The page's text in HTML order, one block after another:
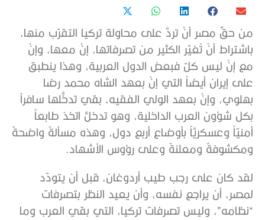
من حقِّ مصر أنْ تردَّ على محاولة تركيا التقرّب منها،
باشتراط أنْ تُغيّر الكثير من تصرفاتها، إنْ معها، وإنْ
مع إنْ ليس كلّ فبعض الدول العربية، وهذا ينطبق
على إيران أيضاً التي إنْ بعهد الشاه محمد رضا
بهلوي، وإنْ بعهد الولي الفقيه، بقي تدخُّلها سافراً
بكل شؤون العرب الداخلية، وهو تدخلٌّ اتخذ طابعاً
أمنيّاً وعسكريَّاً بأوضاع أربع دول، وهذه مسألةٌ واضحةٌ
ومكشوفةٌ ومعلنةٌ وعلى رؤوس الأشهاد.
لقد كان على رجب طيب أردوغان، قبل أن يتودّد
لمصر، أن يراجع نفسه، وأن يعيد النظر بتصرفات
“نظامه”، وليس تصرفات تركيا، التي بقي العرب وما